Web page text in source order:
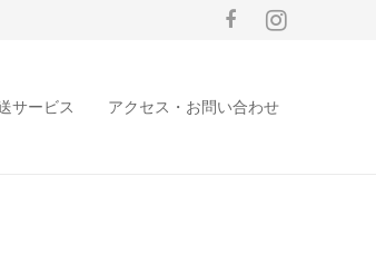
サービス アクセス・お問い合わせ